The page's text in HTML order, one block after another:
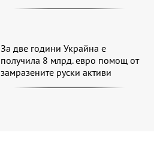
За две години Украйна е
получила 8 млрд. евро помощ от
замразените руски активи